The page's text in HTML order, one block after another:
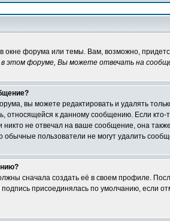
окне форума или темы. Вам, возможно,
этом форуме, Вы можете отвечать на
вы можете редактировать и удалять
, относящейся к данному сообщению. Если кто-
не отвечал на ваше сообщение, она
обычные пользователи не могут удалить
сначала создать её в своем профиле.
присоединялась по умолчанию, если